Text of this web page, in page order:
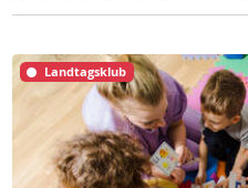
Landtagsklub